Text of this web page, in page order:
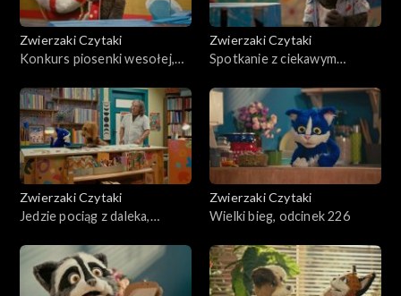
Zwierzaki Czytaki
Konkurs piosenki wesołej,
Zwierzaki Czytaki
Spotkanie z ciekawym
Zwierzaki Czytaki
Jedzie pociąg z daleka,
Zwierzaki Czytaki
Wielki bieg, odcinek 226